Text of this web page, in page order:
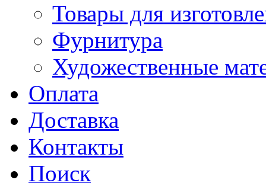
Товары для
Фурнитура
Художественные
Оплата
Доставка
Контакты
Поиск